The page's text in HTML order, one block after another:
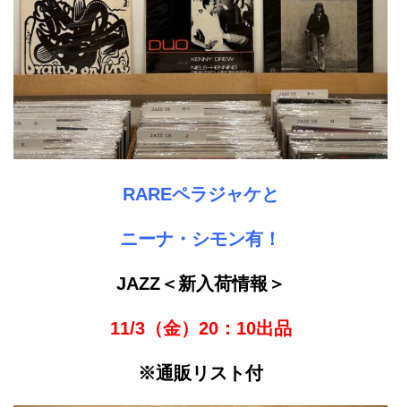
RAREペラジャケと
ニーナ・シモン有！
JAZZ＜新入荷情報＞
11/3（金）20：10出品
※通販リスト付